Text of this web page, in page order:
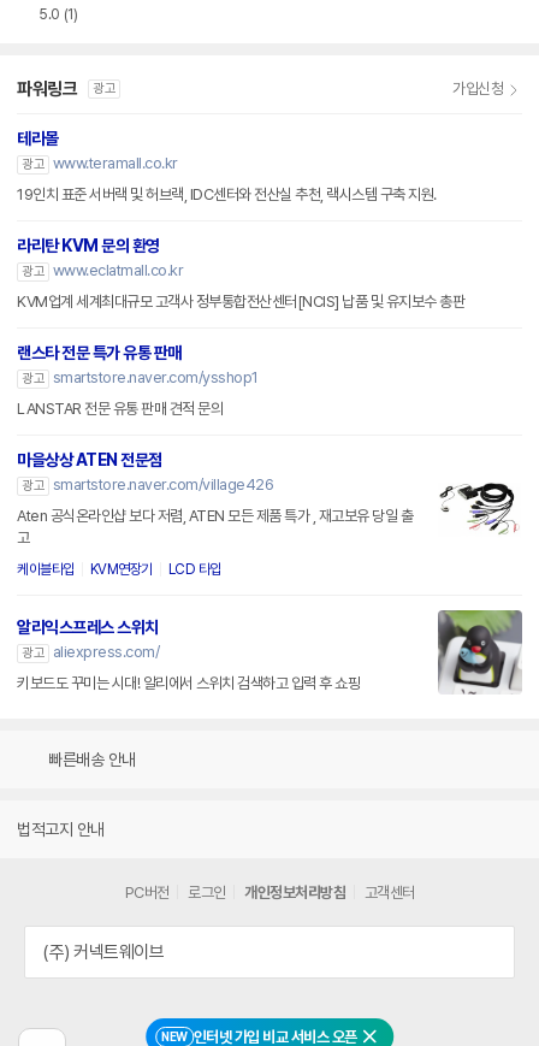
NEW 인터넷 가입 비교 서비스 오픈
5.0 (1)
파워링크 광고 가입신청
테라몰
광고 www.teramall.co.kr
19인치 표준 서버랙 및 허브랙, IDC센터와 전산실 추천, 랙시스템 구축 지원.
라리탄 KVM 문의 환영
광고 www.eclatmall.co.kr
KVM업계 세계최대규모 고객사 정부통합전산센터[NCIS] 납품 및 유지보수 총판
랜스타 전문 특가 유통 판매
광고 smartstore.naver.com/ysshop1
LANSTAR 전문 유통 판매 견적 문의
마을상상 ATEN 전문점
광고 smartstore.naver.com/village426
Aten 공식온라인샵 보다 저렴, ATEN 모든 제품 특가 , 재고보유 당일 출
고
케이블타입 KVM연장기 LCD 타입
알리익스프레스 스위치
광고
aliexpress.com/
키보드도 꾸미는 시대! 알리에서 스위치 검색하고 입력 후 쇼핑
빠른배송 안내
법적고지 안내
PC버전 로그인 개인정보처리방침 고객센터
(주) 커넥트웨이브